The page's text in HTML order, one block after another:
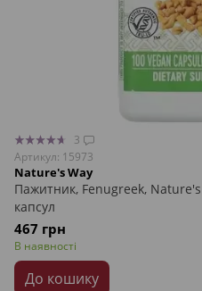
3
Артикул: 15973
Nature's Way
Пажитник, Fenugreek, Nature's
капсул
467 грн
В наявності
До кошику